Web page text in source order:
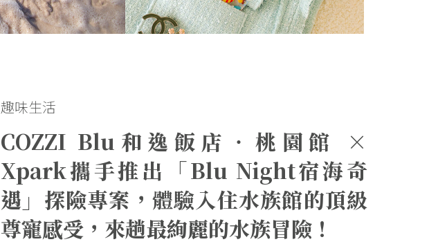
趣味生活
COZZI Blu和逸飯店‧桃園館 ×
Xpark攜手推出「Blu Night宿海奇
遇」探險專案，體驗入住水族館的頂級
尊寵感受，來趟最絢麗的水族冒險！